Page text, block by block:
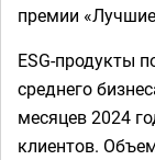
премии
ESG-продукты
среднего
месяцев 2024
клиентов.